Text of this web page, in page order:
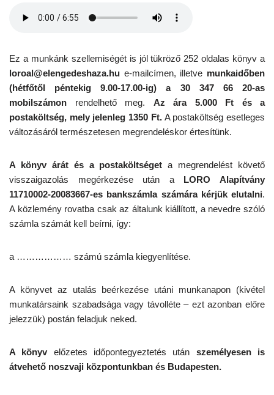
Ez a munkánk szellemiségét is jól tükröző 252 oldalas könyv a
loroal@elengedeshaza.hu e-mailcímen, illetve munkaidőben
(hétfőtől péntekig 9.00-17.00-ig) a 30 347 66 20-as
mobilszámon rendelhető meg. Az ára 5.000 Ft és a
postaköltség, mely jelenleg 1350 Ft.A postaköltség esetleges
változásáról természetesen megrendeléskor értesítünk.
A könyv árát és a postaköltséget a megrendelést követő
visszaigazolás megérkezése után a LORO Alapítvány
11710002-20083667-es bankszámla számára kérjük elutalni.
A közlemény rovatba csak az általunk kiállított, a nevedre szóló
számla számát kell beírni, így:
a ……………… számú számla kiegyenlítése.
A könyvet az utalás beérkezése utáni munkanapon (kivétel
munkatársaink szabadsága vagy távolléte – ezt azonban előre
jelezzük) postán feladjuk neked.
A könyv előzetes időpontegyeztetés után személyesen is
átvehető noszvaji központunkban és Budapesten.